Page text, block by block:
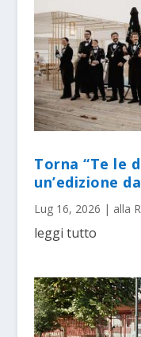
Torna “Te le
un’edizione
Lug 16, 2026 | alla
leggi tutto